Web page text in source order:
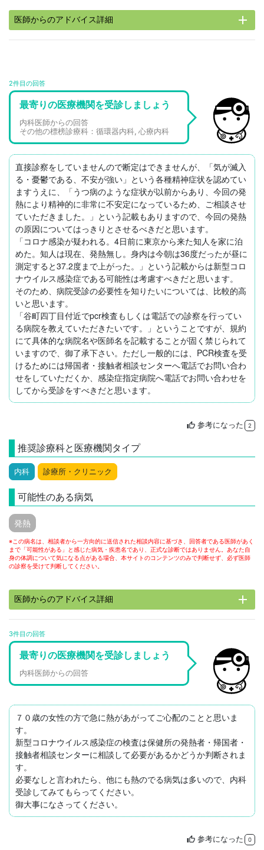
医師からのアドバイス詳細 add
2件目の回答
最寄りの医療機関を受診しましょう
内科医師からの回答
その他の標榜診療科：循環器内科, 心療内科
直接診察をしていませんので断定はできませんが、「気が滅入
る・憂鬱である、不安が強い」という各種精神症状を認めてい
ますうえに、「うつ病のような症状が以前からあり、今回の発
熱により精神的に非常に不安定になっているため、ご相談させ
ていただきました。」という記載もありますので、今回の発熱
の原因についてはっきりとさせるべきだと思います。
「コロナ感染が疑われる。4日前に東京から来た知人を家に泊
めた。知人は現在、発熱無し。身内は今朝は36度だったが昼に
測定すると37.2度まで上がった。」という記載からは新型コロ
ナウイルス感染症である可能性は考慮すべきだと思います。
そのため、病院受診の必要性を知りたいについては、比較的高
いと思います。
「谷町四丁目付近でpcr検査もしくは電話での診察を行ってい
る病院を教えていただきたいです。」ということですが、規約
にて具体的な病院名や医師名を記載することが固く禁じられて
いますので、御了承下さい。ただし一般的には、PCR検査を受
けるためには帰国者・接触者相談センターへ電話でお問い合わ
せをしていただくか、感染症指定病院へ電話でお問い合わせを
してから受診をすべきだと思います。
thumb_up 参考になった 2
推奨診療科と医療機関タイプ
内科 診療所・クリニック
可能性のある病気
発熱
※この病名は、相談者から一方向的に送信された相談内容に基づき、回答者である医師があく
まで「可能性がある」と感じた病気・疾患名であり、正式な診断ではありません。あなた自
身の体調について気になる点がある場合、本サイトのコンテンツのみで判断せず、必ず医師
の診察を受けて判断してください。
医師からのアドバイス詳細 add
3件目の回答
最寄りの医療機関を受診しましょう
内科医師からの回答
７０歳の女性の方で急に熱があがってご心配のことと思いま
す。
新型コロナウイルス感染症の検査は保健所の発熱者・帰国者・
接触者相談センターに相談して必要があるかどうか判断されま
す。
必要なしと言われたら、他にも熱のでる病気は多いので、内科
受診してみてもらってください。
御大事になさってください。
thumb_up 参考になった 0